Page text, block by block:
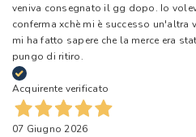
veniva consegnato il gg dopo. Io
conferma xchè mi è successo un'altra
mi ha fatto sapere che la merce era
pungo di ritiro.
Acquirente verificato
07 Giugno 2026